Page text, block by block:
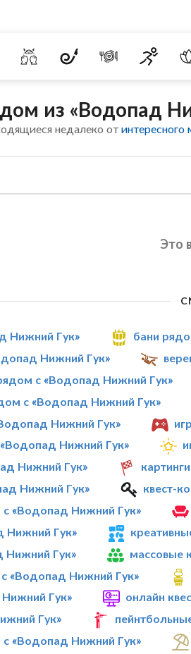
из «Водопад
недалеко от
Это
Нижний Гук»
бани
Нижний Гук»
с «Водопад Нижний Гук»
с «Водопад Нижний Гук»
Нижний Гук»
Нижний Гук»
Нижний Гук»
Нижний Гук»
квест-
«Водопад Нижний Гук»
Нижний Гук»
Нижний Гук»
массовые
«Водопад Нижний Гук»
Гук»
онлайн
Гук»
«Водопад Нижний Гук»